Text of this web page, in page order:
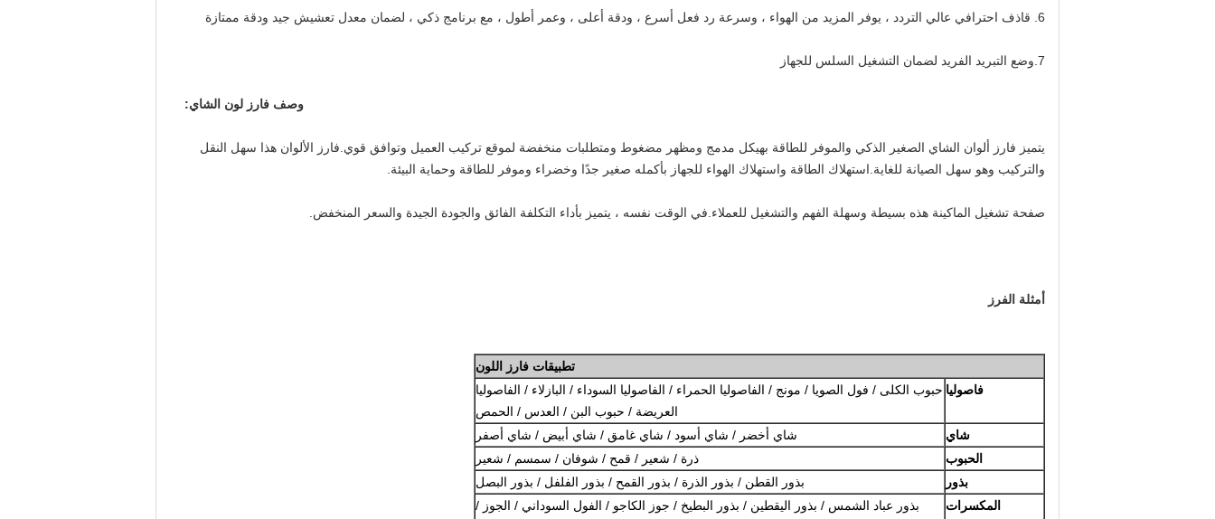
6. قاذف احترافي عالي التردد ، يوفر المزيد من الهواء ، وسرعة رد فعل أسرع ، ودقة أعلى ، وعمر أطول ، مع برنامج ذكي ، لضمان معدل تعشيش جيد ودقة ممتازة
7.وضع التبريد الفريد لضمان التشغيل السلس للجهاز
وصف فارز لون الشاي:
يتميز فارز ألوان الشاي الصغير الذكي والموفر للطاقة بهيكل مدمج ومظهر مضغوط ومتطلبات منخفضة لموقع تركيب العميل وتوافق قوي.فارز الألوان هذا سهل النقل
والتركيب وهو سهل الصيانة للغاية.استهلاك الطاقة واستهلاك الهواء للجهاز بأكمله صغير جدًا وخضراء وموفر للطاقة وحماية البيئة.
صفحة تشغيل الماكينة هذه بسيطة وسهلة الفهم والتشغيل للعملاء.في الوقت نفسه ، يتميز بأداء التكلفة الفائق والجودة الجيدة والسعر المنخفض.
أمثلة الفرز
تطبيقات فارز اللون
فاصوليا حبوب الكلى / فول الصويا / مونج / الفاصوليا الحمراء / الفاصوليا السوداء / البازلاء / الفاصوليا
العريضة / حبوب البن / العدس / الحمص
شاي
شاي أخضر / شاي أسود / شاي غامق / شاي أبيض / شاي أصفر
الحبوب
ذرة / شعير / قمح / شوفان / سمسم / شعير
بذور
بذور القطن / بذور الذرة / بذور القمح / بذور الفلفل / بذور البصل
المكسرات
بذور عباد الشمس / بذور اليقطين / بذور البطيخ / جوز الكاجو / الفول السوداني / الجوز /